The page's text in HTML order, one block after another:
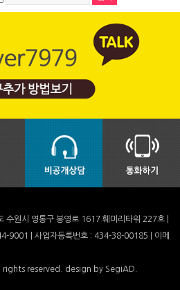
수원시 영통구 봉영로 1617 훼미리타워 227호 |
9001 | 사업자등록번호 : 434-38-00185 | 이메
rights reserved. design by SegiAD.